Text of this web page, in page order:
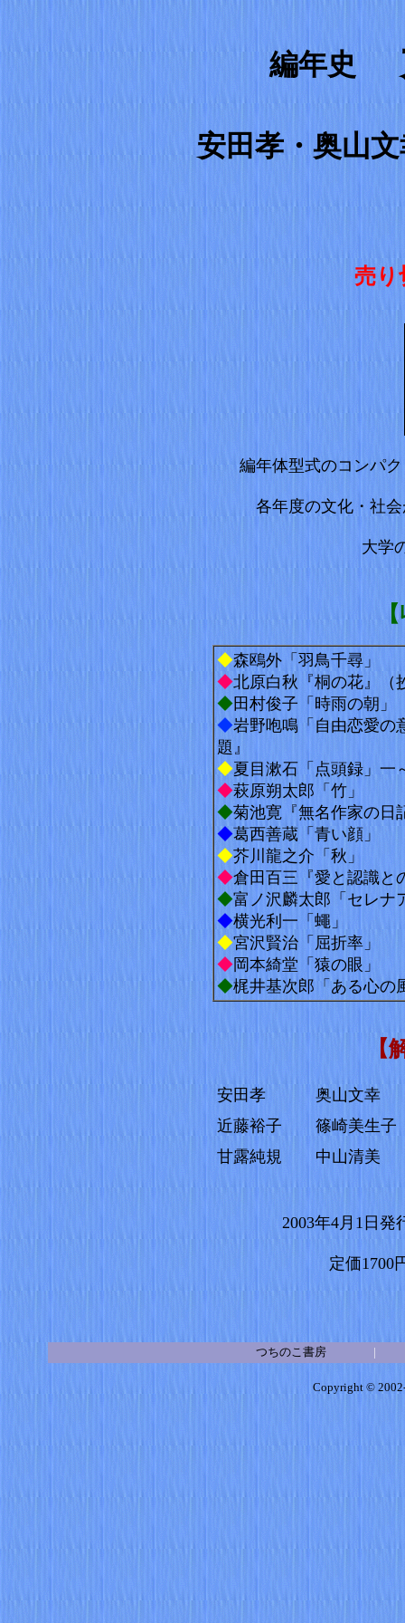
編年史
安田孝・奥山
売り
編年体型式のコンパ
各年度の文化・社
大学
◆森鴎外「羽鳥千尋」
◆北原白秋『桐の花』
◆田村俊子「時雨の朝
◆岩野咆鳴「自由恋愛の
題』
◆夏目漱石「点頭録」
◆萩原朔太郎「竹」
◆菊池寛『無名作家の
◆葛西善蔵「青い顔」
◆芥川龍之介「秋」
◆倉田百三『愛と認識
◆富ノ沢麟太郎「セレ
◆横光利一「蠅」
◆宮沢賢治「屈折率」
◆岡本綺堂「猿の眼」
◆梶井基次郎「ある心の
【
安田孝
奥山文幸
近藤裕子
篠崎美生子
甘露純規
中山清美
2003年4月1日
定価1700
つちのこ書房
Copyright ©